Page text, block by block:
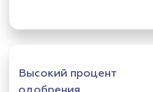
Высокий процент